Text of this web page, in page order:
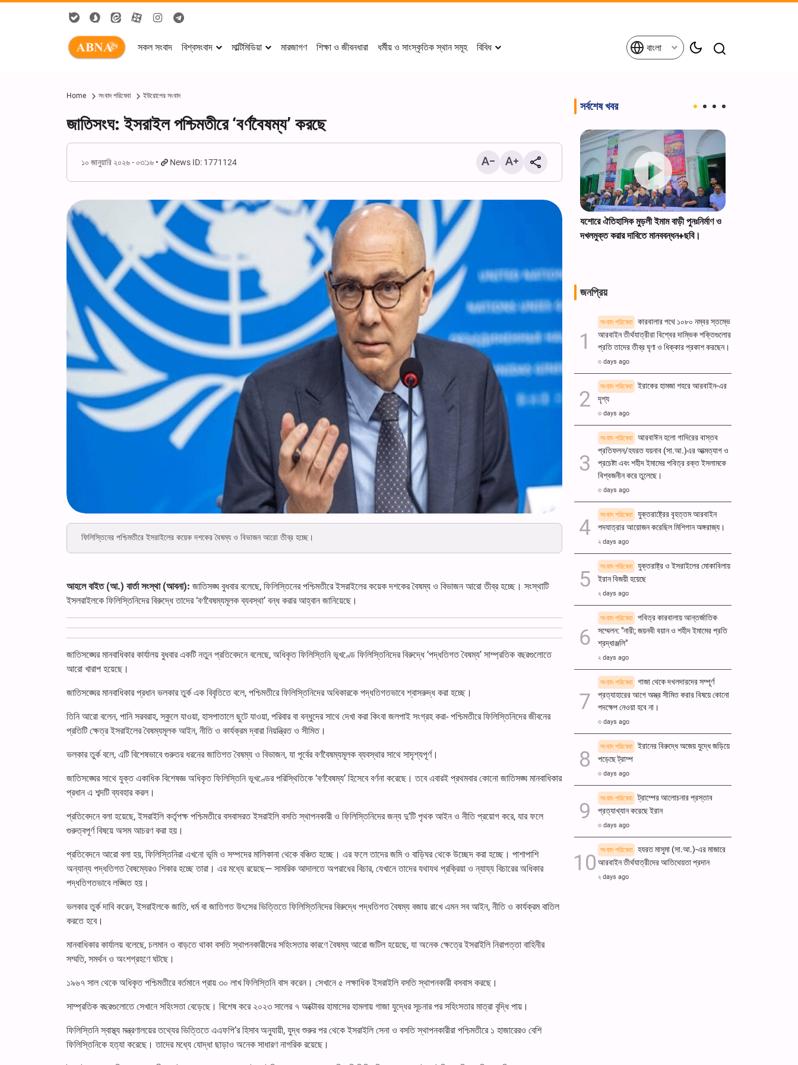
সকল সংবাদ বিশ্বসংবাদ মাল্টিমিডিয়া মারজাগণ শিক্ষা ও জীবনধারা ধর্মীয় ও সাংস্কৃতিক স্থান সমূহ বিবিধ বাংলা
Home সংবাদ পরিষেবা ইউরোপের সংবাদ
জাতিসংঘ: ইসরাইল পশ্চিমতীরে ‘বর্ণবৈষম্য’ করছে
১০ জানুয়ারি ২০২৬ - ০৩:১৬ News ID: 1771124
ফিলিস্তিনের পশ্চিমতীরে ইসরাইলের কয়েক দশকের বৈষম্য ও বিভাজন আরো তীব্র হচ্ছে।
আহলে বাইত (আ.) বার্তা সংস্থা (আবনা): জাতিসঙ্ঘ বুধবার বলেছে, ফিলিস্তিনের পশ্চিমতীরে ইসরাইলের কয়েক দশকের বৈষম্য ও বিভাজন আরো তীব্র হচ্ছে। সংস্থাটি
ইসলরাইলকে ফিলিস্তিনিদের বিরুদ্ধে তাদের ‘বর্ণবৈষম্যমূলক ব্যবস্থা’ বন্ধ করার আহ্বান জানিয়েছে।
জাতিসঙ্ঘের মানবাধিকার কার্যালয় বুধবার একটি নতুন প্রতিবেদনে বলেছে, অধিকৃত ফিলিস্তিনি ভূখণ্ডে ফিলিস্তিনিদের বিরুদ্ধে ‘পদ্ধতিগত বৈষম্য’ সাম্প্রতিক বছরগুলোতে
আরো খারাপ হয়েছে।
জাতিসঙ্ঘের মানবাধিকার প্রধান ভলকার তুর্ক এক বিবৃতিতে বলে, পশ্চিমতীরে ফিলিস্তিনিদের অধিকারকে পদ্ধতিগতভাবে শ্বাসরুদ্ধ করা হচ্ছে।
তিনি আরো বলেন, পানি সরবরাহ, স্কুলে যাওয়া, হাসপাতালে ছুটে যাওয়া, পরিবার বা বন্ধুদের সাথে দেখা করা কিংবা জলপাই সংগ্রহ করা- পশ্চিমতীরে ফিলিস্তিনিদের জীবনের
প্রতিটি ক্ষেত্র ইসরাইলের বৈষম্যমূলক আইন, নীতি ও কার্যক্রম দ্বারা নিয়ন্ত্রিত ও সীমিত।
ভলকার তুর্ক বলে, এটি বিশেষভাবে গুরুতর ধরনের জাতিগত বৈষম্য ও বিভাজন, যা পূর্বের বর্ণবৈষম্যমূলক ব্যবস্থার সাথে সাদৃশ্যপূর্ণ।
জাতিসঙ্ঘের সাথে যুক্ত একাধিক বিশেষজ্ঞ অধিকৃত ফিলিস্তিনি ভূখণ্ডের পরিস্থিতিকে ‘বর্ণবৈষম্য’ হিসেবে বর্ণনা করেছে। তবে এবারই প্রথমবার কোনো জাতিসঙ্ঘ মানবাধিকার
প্রধান এ শব্দটি ব্যবহার করল।
প্রতিবেদনে বলা হয়েছে, ইসরাইলি কর্তৃপক্ষ পশ্চিমতীরে বসবাসরত ইসরাইলি বসতি স্থাপনকারী ও ফিলিস্তিনিদের জন্য দু’টি পৃথক আইন ও নীতি প্রয়োগ করে, যার ফলে
গুরুত্বপূর্ণ বিষয়ে অসম আচরণ করা হয়।
প্রতিবেদনে আরো বলা হয়, ফিলিস্তিনিরা এখনো ভূমি ও সম্পদের মালিকানা থেকে বঞ্চিত হচ্ছে। এর ফলে তাদের জমি ও বাড়িঘর থেকে উচ্ছেদ করা হচ্ছে। পাশাপাশি
অন্যান্য পদ্ধতিগত বৈষম্যেরও শিকার হচ্ছে তারা। এর মধ্যে রয়েছে— সামরিক আদালতে অপরাধের বিচার, যেখানে তাদের যথাযথ প্রক্রিয়া ও ন্যায্য বিচারের অধিকার
পদ্ধতিগতভাবে লঙ্ঘিত হয়।
ভলকার তুর্ক দাবি করেন, ইসরাইলকে জাতি, ধর্ম বা জাতিগত উৎসের ভিত্তিতে ফিলিস্তিনিদের বিরুদ্ধে পদ্ধতিগত বৈষম্য বজায় রাখে এমন সব আইন, নীতি ও কার্যক্রম বাতিল
করতে হবে।
মানবাধিকার কার্যালয় বলেছে, চলমান ও বাড়তে থাকা বসতি স্থাপনকারীদের সহিংসতার কারণে বৈষম্য আরো জটিল হয়েছে, যা অনেক ক্ষেত্রে ইসরাইলি নিরাপত্তা বাহিনীর
সম্মতি, সমর্থন ও অংশগ্রহণে ঘটছে।
১৯৬৭ সাল থেকে অধিকৃত পশ্চিমতীরে বর্তমানে প্রায় ৩০ লাখ ফিলিস্তিনি বাস করেন। সেখানে ৫ লক্ষাধিক ইসরাইলি বসতি স্থাপনকারী বসবাস করছে।
সাম্প্রতিক বছরগুলোতে সেখানে সহিংসতা বেড়েছে। বিশেষ করে ২০২৩ সালের ৭ অক্টোবর হামাসের হামলায় গাজা যুদ্ধের সূচনার পর সহিংসতার মাত্রা বৃদ্ধি পায়।
ফিলিস্তিনি স্বাস্থ্য মন্ত্রণালয়ের তথ্যের ভিত্তিতে এএফপি’র হিসাব অনুযায়ী, যুদ্ধ শুরুর পর থেকে ইসরাইলি সেনা ও বসতি স্থাপনকারীরা পশ্চিমতীরে ১ হাজারেরও বেশি
ফিলিস্তিনিকে হত্যা করেছে। তাদের মধ্যে যোদ্ধা ছাড়াও অনেক সাধারণ নাগরিক রয়েছে।
সর্বশেষ খবর
২০ই সফর পবিত্র কারবালার মহান শহীদদের স্মরণে
আরবাঈন (চল্লিশা) উপলক্ষে শোক মজলিস
আয়োজন করা হয়।
যশোরে ঐতিহাসিক মুড়লী ইমাম বাড়ী পুনঃনির্মাণ ও
দখলমুক্ত করার দাবিতে মানববন্ধন+ছবি।
জনপ্রিয়
সংবাদ পরিষেবা
কারবালার পথে ১০৮০ নম্বর স্তম্ভে
আরবাইন তীর্থযাত্রীরা বিশ্বের দাম্ভিক শক্তিগুলোর
প্রতি তাদের তীব্র ঘৃণা ও ধিক্কার প্রকাশ করছেন।
৩ days ago
সংবাদ পরিষেবা
ইরাকের হামজা শহরে আরবাইন-এর
দৃশ্য
৩ days ago
সংবাদ পরিষেবা
আরবাঈন হলো গাদিরের বাস্তব
প্রতিফলন/হযরত যয়নাব (সা.আ.)এর আত্মত্যাগ ও
প্রচেষ্টা এবং শহীদ ইমামের পবিত্র রক্ত ​​ইসলামকে
বিশ্বজনীন করে তুলেছে।
৩ days ago
সংবাদ পরিষেবা
যুক্তরাষ্ট্রের বৃহত্তম আরবাইন
পদযাত্রার আয়োজন করেছিল মিশিগান অঙ্গরাজ্য।
২ days ago
সংবাদ পরিষেবা
যুক্তরাষ্ট্র ও ইসরাইলের মোকাবিলায়
ইরান বিজয়ী হয়েছে
২ days ago
সংবাদ পরিষেবা
পবিত্র কারবালায় আন্তর্জাতিক
সম্মেলন: "নারী; জয়নবী বয়ান ও শহীদ ইমামের প্রতি
শ্রদ্ধাঞ্জলি"
২ days ago
সংবাদ পরিষেবা
গাজা থেকে দখলদারদের সম্পূর্ণ
প্রত্যাহারের আগে অস্ত্র সীমিত করার বিষয়ে কোনো
পদক্ষেপ নেওয়া হবে না।
৩ days ago
সংবাদ পরিষেবা
ইরানের বিরুদ্ধে অজেয় যুদ্ধে জড়িয়ে
পড়েছে ট্রাম্প
৩ days ago
সংবাদ পরিষেবা
ট্রাম্পের আলোচনার প্রস্তাব
প্রত্যাখ্যান করেছে ইরান
৩ days ago
সংবাদ পরিষেবা
হযরত মাসুমা (সা.আ.)-এর মাজারে
আরবাইন তীর্থযাত্রীদের আতিথেয়তা প্রদান
২ days ago